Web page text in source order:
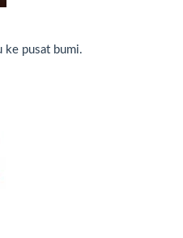
ke pusat bumi.